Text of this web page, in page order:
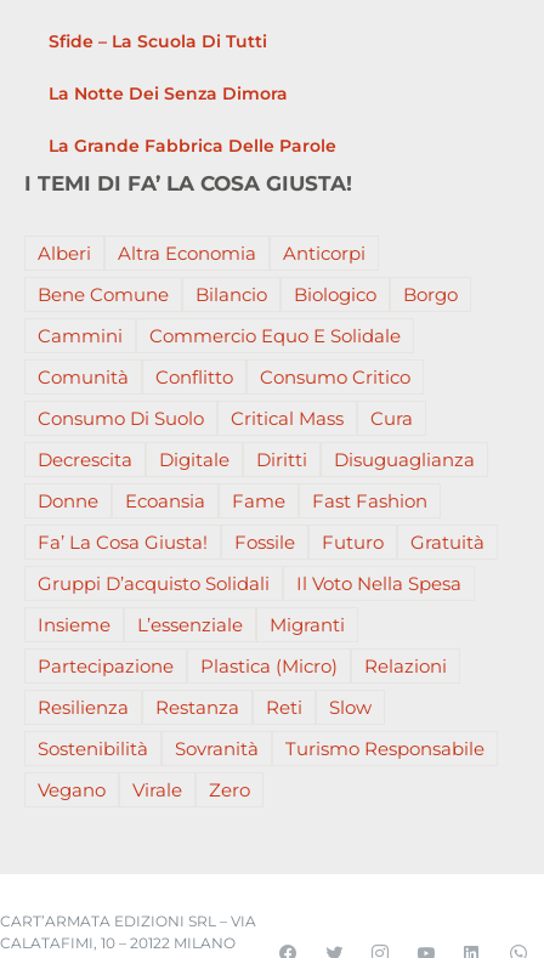
Sfide – La Scuola Di Tutti
La Notte Dei Senza Dimora
La Grande Fabbrica Delle Parole
I TEMI DI FA’ LA COSA GIUSTA!
Alberi Altra Economia
Anticorpi
Bene Comune
Bilancio Biologico
Borgo
Cammini
Commercio Equo E Solidale
Comunità
Conflitto
Consumo Critico
Consumo Di Suolo
Critical Mass
Cura
Decrescita
Digitale Diritti
Disuguaglianza
Donne
Ecoansia Fame
Fast Fashion
Fa’ La Cosa Giusta!
Fossile Futuro
Gratuità
Gruppi D’acquisto Solidali
Il Voto Nella Spesa
Insieme
L’essenziale
Migranti
Partecipazione
Plastica (micro)
Relazioni
Resilienza
Restanza Reti
Slow
Sostenibilità
Sovranità
Turismo Responsabile
Vegano
Virale Zero
CART’ARMATA EDIZIONI SRL – VIA
CALATAFIMI, 10 – 20122 MILANO